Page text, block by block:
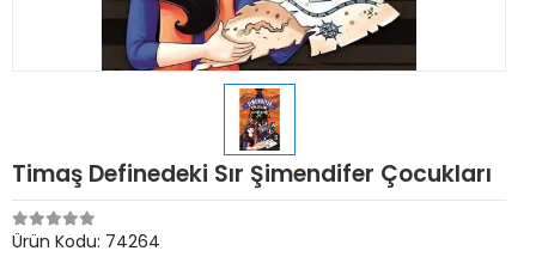
Timaş Definedeki Sır Şimendifer Çocukları
Ürün Kodu: 74264